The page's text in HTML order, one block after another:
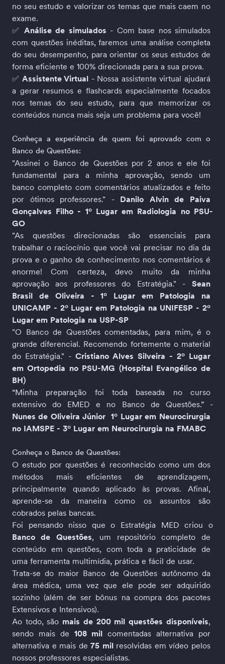
no seu estudo e valorizar os temas que mais caem no
exame.
✅ Análise de simulados - Com base nos simulados
com questões inéditas, faremos uma análise completa
do seu desempenho, para orientar os seus estudos de
forma eficiente e 100% direcionada para a sua prova.
✅ Assistente Virtual - Nossa assistente virtual ajudará
a gerar resumos e flashcards especialmente focados
nos temas do seu estudo, para que memorizar os
conteúdos nunca mais seja um problema para você!
Conheça a experiência de quem foi aprovado com o
Banco de Questões:
"Assinei o Banco de Questões por 2 anos e ele foi
fundamental para a minha aprovação, sendo um
banco completo com comentários atualizados e feito
por ótimos professores." - Danilo Alvin de Paiva
Gonçalves Filho - 1º Lugar em Radiologia no PSU-
GO
"As questões direcionadas são essenciais para
trabalhar o raciocínio que você vai precisar no dia da
prova e o ganho de conhecimento nos comentários é
enorme! Com certeza, devo muito da minha
aprovação aos professores do Estratégia." - Sean
Brasil de Oliveira - 1º Lugar em Patologia na
UNICAMP - 2º Lugar em Patologia na UNIFESP - 2º
Lugar em Patologia na USP-SP
"O Banco de Questões comentadas, para mim, é o
grande diferencial. Recomendo fortemente o material
do Estratégia." - Cristiano Alves Silveira - 2º Lugar
em Ortopedia no PSU-MG (Hospital Evangélico de
BH)
“Minha preparação foi toda baseada no curso
extensivo do EMED e no Banco de Questões.” -
Nunes de Oliveira Júnior  1º Lugar em Neurocirurgia
no IAMSPE - 3º Lugar em Neurocirurgia na FMABC
Conheça o Banco de Questões:
O estudo por questões é reconhecido como um dos
métodos mais eficientes de aprendizagem,
principalmente quando aplicado às provas. Afinal,
aprende-se da maneira como os assuntos são
cobrados pelas bancas.
Foi pensando nisso que o Estratégia MED criou o
Banco de Questões, um repositório completo de
conteúdo em questões, com toda a praticidade de
uma ferramenta multimídia, prática e fácil de usar.
Trata-se do maior Banco de Questões autônomo da
área médica, uma vez que ele pode ser adquirido
sozinho (além de ser bônus na compra dos pacotes
Extensivos e Intensivos).
Ao todo, são mais de 200 mil questões disponíveis,
sendo mais de 108 mil comentadas alternativa por
alternativa e mais de 75 mil resolvidas em vídeo pelos
nossos professores especialistas.